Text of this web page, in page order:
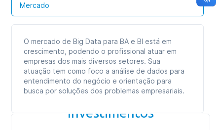
Mercado
O mercado de Big Data para BA e BI está em
crescimento, podendo o profissional atuar em
empresas dos mais diversos setores. Sua
atuação tem como foco a análise de dados para
entendimento do negócio e orientação para
busca por soluções dos problemas empresariais.
Investimentos